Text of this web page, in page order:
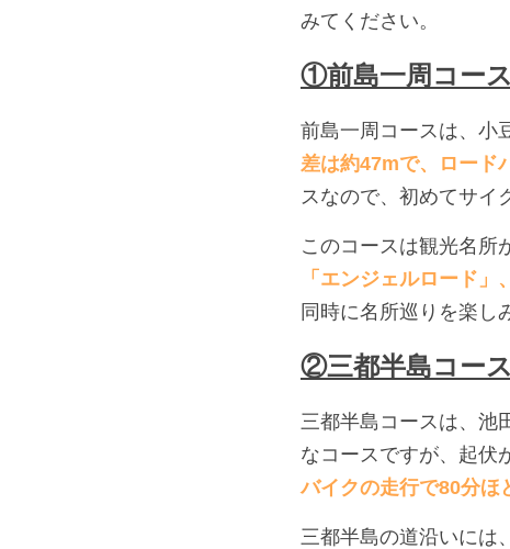
みてください。
①前島一周コース
前島一周コースは、小
差は約47mで、ロード
スなので、初めてサイ
このコースは観光名所
「エンジェルロード
同時に名所巡りを楽し
②三都半島コース
三都半島コースは、池
なコースですが、起伏
バイクの走行で80分ほ
三都半島の道沿いには